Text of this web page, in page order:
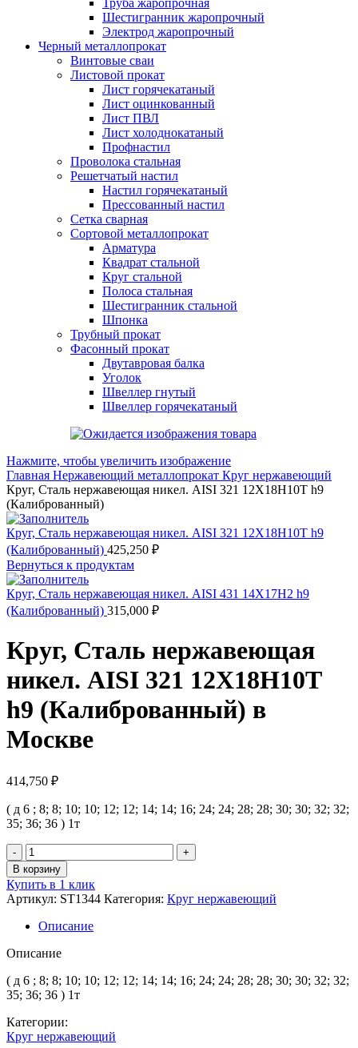
Шестигранник жаропрочный
Электрод жаропрочный
Черный металлопрокат
Винтовые сваи
Листовой прокат
Лист горячекатаный
Лист оцинкованный
Лист ПВЛ
Лист холоднокатаный
Профнастил
Проволока стальная
Решетчатый настил
Настил горячекатаный
Прессованный настил
Сетка сварная
Сортовой металлопрокат
Арматура
Квадрат стальной
Круг стальной
Полоса стальная
Шестигранник стальной
Шпонка
Трубный прокат
Фасонный прокат
Двутавровая балка
Уголок
Швеллер гнутый
Швеллер горячекатаный
Нажмите, чтобы увеличить изображение
Главная Нержавеющий металлопрокат Круг нержавеющий
Круг, Сталь нержавеющая никел. AISI 321 12Х18Н10Т h9
(Калиброванный)
Круг, Сталь нержавеющая никел. AISI 321 12Х18Н10Т h9
(Калиброванный) 425,250 ₽
Вернуться к продуктам
Круг, Сталь нержавеющая никел. AISI 431 14Х17Н2 h9
(Калиброванный) 315,000 ₽
Круг, Сталь нержавеющая
никел. AISI 321 12Х18Н10Т
h9 (Калиброванный) в
Москве
414,750 ₽
( д 6 ; 8; 8; 10; 10; 12; 12; 14; 14; 16; 24; 24; 28; 28; 30; 30; 32; 32;
35; 36; 36 ) 1т
Количество
товара
Круг,
Сталь
нержавеющая
никел.
AISI
321
h9
(Калиброванный)
В корзину
Купить в 1 клик
Артикул: ST1344 Категория: Круг нержавеющий
Описание
Описание
( д 6 ; 8; 8; 10; 10; 12; 12; 14; 14; 16; 24; 24; 28; 28; 30; 30; 32; 32;
35; 36; 36 ) 1т
Категории:
Круг нержавеющий